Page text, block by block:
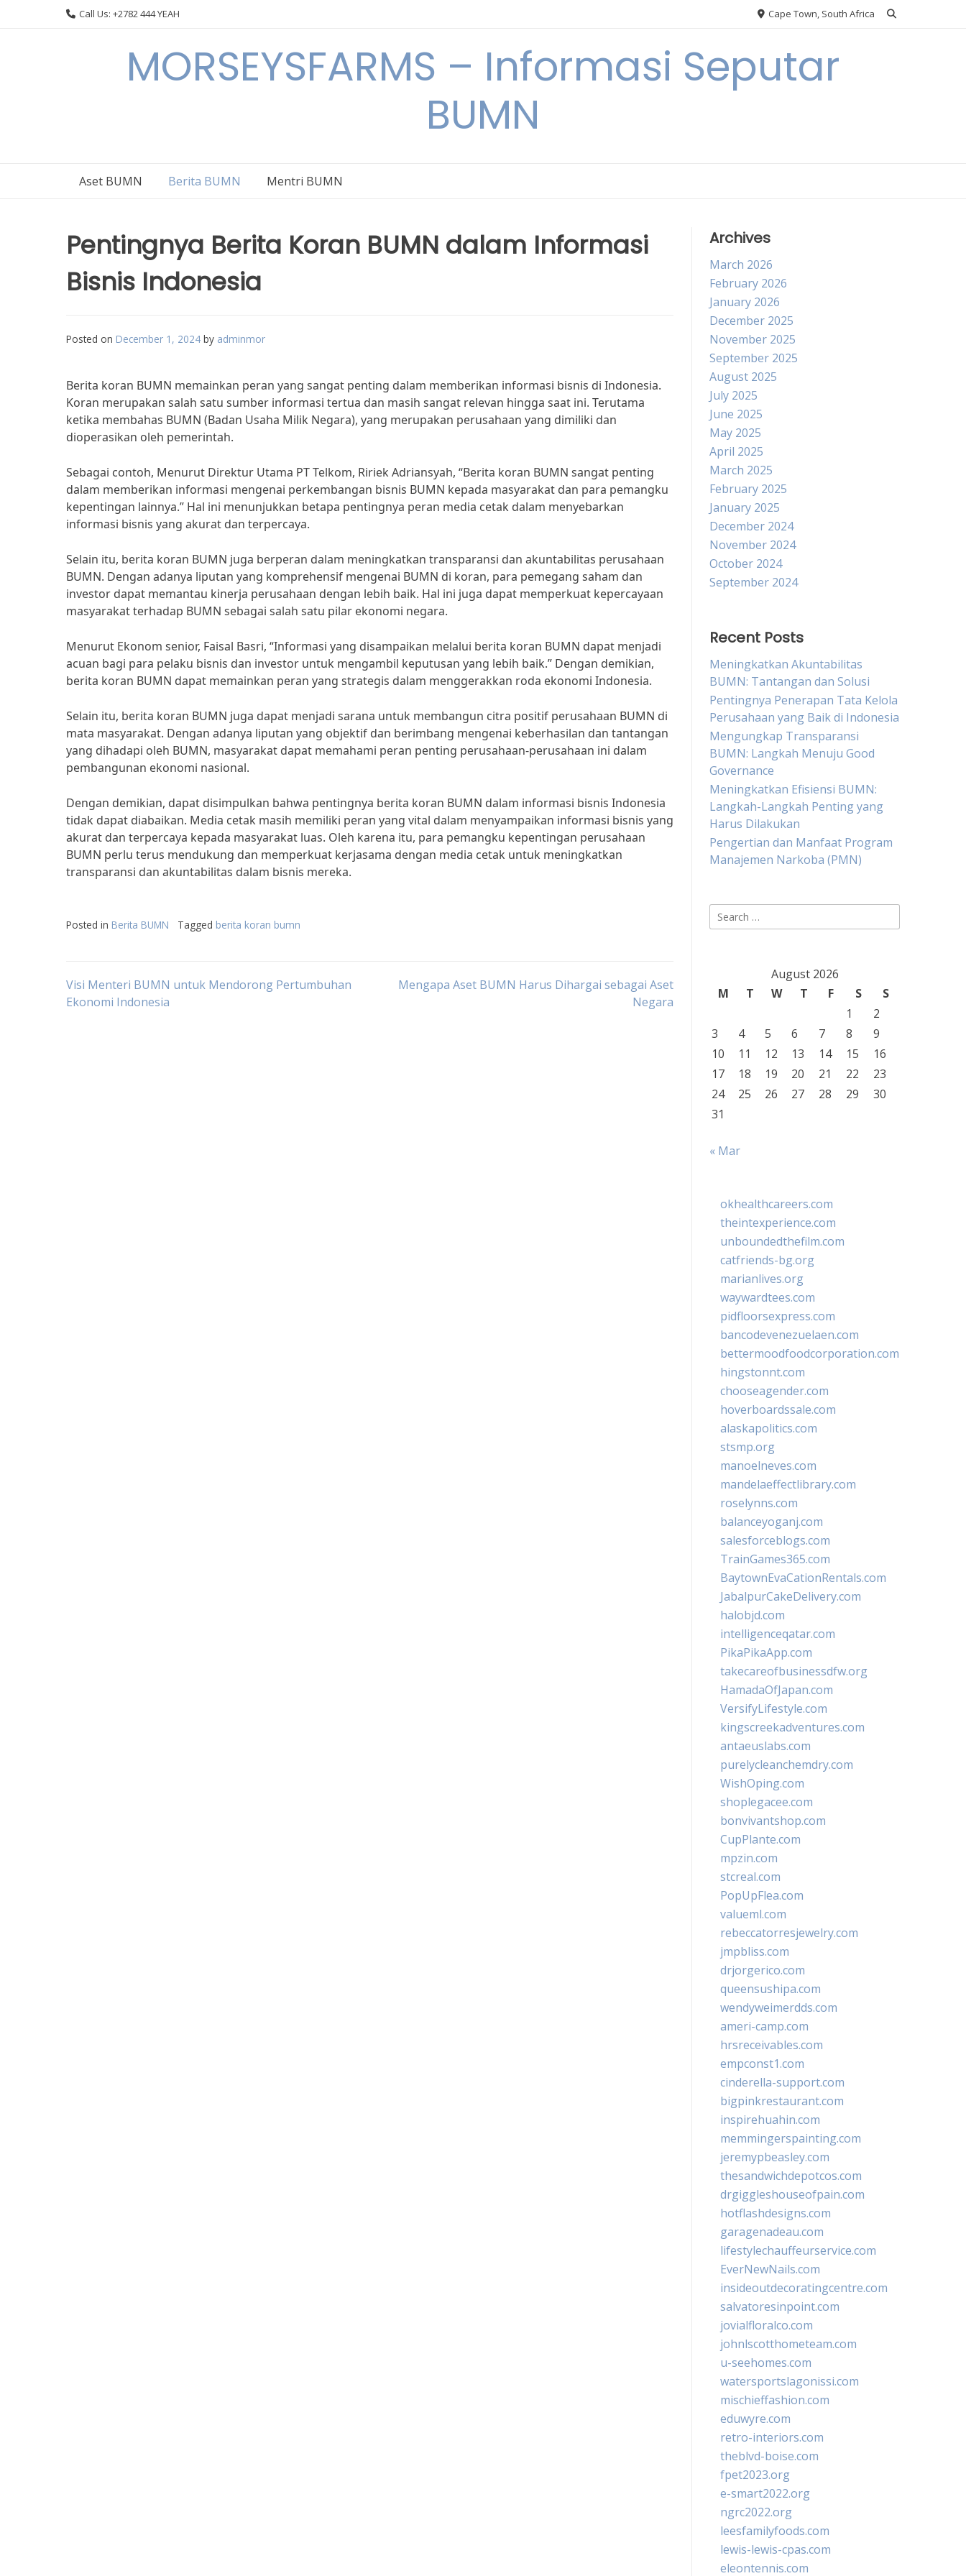
Call Us: +2782 444 YEAH Cape Town, South Africa
MORSEYSFARMS – Informasi Seputar
BUMN
Aset BUMN Berita BUMN Mentri BUMN
Pentingnya Berita Koran BUMN dalam Informasi
Bisnis Indonesia
Posted on December 1, 2024 by adminmor
Berita koran BUMN memainkan peran yang sangat penting dalam memberikan informasi bisnis di Indonesia.
Koran merupakan salah satu sumber informasi tertua dan masih sangat relevan hingga saat ini. Terutama
ketika membahas BUMN (Badan Usaha Milik Negara), yang merupakan perusahaan yang dimiliki dan
dioperasikan oleh pemerintah.
Sebagai contoh, Menurut Direktur Utama PT Telkom, Ririek Adriansyah, “Berita koran BUMN sangat penting
dalam memberikan informasi mengenai perkembangan bisnis BUMN kepada masyarakat dan para pemangku
kepentingan lainnya.” Hal ini menunjukkan betapa pentingnya peran media cetak dalam menyebarkan
informasi bisnis yang akurat dan terpercaya.
Selain itu, berita koran BUMN juga berperan dalam meningkatkan transparansi dan akuntabilitas perusahaan
BUMN. Dengan adanya liputan yang komprehensif mengenai BUMN di koran, para pemegang saham dan
investor dapat memantau kinerja perusahaan dengan lebih baik. Hal ini juga dapat memperkuat kepercayaan
masyarakat terhadap BUMN sebagai salah satu pilar ekonomi negara.
Menurut Ekonom senior, Faisal Basri, “Informasi yang disampaikan melalui berita koran BUMN dapat menjadi
acuan bagi para pelaku bisnis dan investor untuk mengambil keputusan yang lebih baik.” Dengan demikian,
berita koran BUMN dapat memainkan peran yang strategis dalam menggerakkan roda ekonomi Indonesia.
Selain itu, berita koran BUMN juga dapat menjadi sarana untuk membangun citra positif perusahaan BUMN di
mata masyarakat. Dengan adanya liputan yang objektif dan berimbang mengenai keberhasilan dan tantangan
yang dihadapi oleh BUMN, masyarakat dapat memahami peran penting perusahaan-perusahaan ini dalam
pembangunan ekonomi nasional.
Dengan demikian, dapat disimpulkan bahwa pentingnya berita koran BUMN dalam informasi bisnis Indonesia
tidak dapat diabaikan. Media cetak masih memiliki peran yang vital dalam menyampaikan informasi bisnis yang
akurat dan terpercaya kepada masyarakat luas. Oleh karena itu, para pemangku kepentingan perusahaan
BUMN perlu terus mendukung dan memperkuat kerjasama dengan media cetak untuk meningkatkan
transparansi dan akuntabilitas dalam bisnis mereka.
Posted in Berita BUMN Tagged berita koran bumn
Post
Visi Menteri BUMN untuk Mendorong Pertumbuhan
Ekonomi Indonesia
Mengapa Aset BUMN Harus Dihargai sebagai Aset
Negara
Archives
March 2026
February 2026
January 2026
December 2025
November 2025
September 2025
August 2025
July 2025
June 2025
May 2025
April 2025
March 2025
February 2025
January 2025
December 2024
November 2024
October 2024
September 2024
Recent Posts
Meningkatkan Akuntabilitas
BUMN: Tantangan dan Solusi
Pentingnya Penerapan Tata Kelola
Perusahaan yang Baik di Indonesia
Mengungkap Transparansi
BUMN: Langkah Menuju Good
Governance
Meningkatkan Efisiensi BUMN:
Langkah-Langkah Penting yang
Harus Dilakukan
Pengertian dan Manfaat Program
Manajemen Narkoba (PMN)
Search
for:
August 2026
M
T W T F S
S
1
2
3
4 5 6 7 8
9
10
11 12 13 14 15
16
17
18 19 20 21 22
23
24
25 26 27 28 29
30
31
« Mar
okhealthcareers.com
theintexperience.com
unboundedthefilm.com
catfriends-bg.org
marianlives.org
waywardtees.com
pidfloorsexpress.com
bancodevenezuelaen.com
bettermoodfoodcorporation.com
hingstonnt.com
chooseagender.com
hoverboardssale.com
alaskapolitics.com
stsmp.org
manoelneves.com
mandelaeffectlibrary.com
roselynns.com
balanceyoganj.com
salesforceblogs.com
TrainGames365.com
BaytownEvaCationRentals.com
JabalpurCakeDelivery.com
halobjd.com
intelligenceqatar.com
PikaPikaApp.com
takecareofbusinessdfw.org
HamadaOfJapan.com
VersifyLifestyle.com
kingscreekadventures.com
antaeuslabs.com
purelycleanchemdry.com
WishOping.com
shoplegacee.com
bonvivantshop.com
CupPlante.com
mpzin.com
stcreal.com
PopUpFlea.com
valueml.com
rebeccatorresjewelry.com
jmpbliss.com
drjorgerico.com
queensushipa.com
wendyweimerdds.com
ameri-camp.com
hrsreceivables.com
empconst1.com
cinderella-support.com
bigpinkrestaurant.com
inspirehuahin.com
memmingerspainting.com
jeremypbeasley.com
thesandwichdepotcos.com
drgiggleshouseofpain.com
hotflashdesigns.com
garagenadeau.com
lifestylechauffeurservice.com
EverNewNails.com
insideoutdecoratingcentre.com
salvatoresinpoint.com
jovialfloralco.com
johnlscotthometeam.com
u-seehomes.com
watersportslagonissi.com
mischieffashion.com
eduwyre.com
retro-interiors.com
theblvd-boise.com
fpet2023.org
e-smart2022.org
ngrc2022.org
leesfamilyfoods.com
lewis-lewis-cpas.com
eleontennis.com